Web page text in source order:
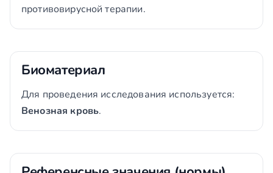
противовирусной терапии.
Биоматериал
Для проведения исследования используется:
Венозная кровь.